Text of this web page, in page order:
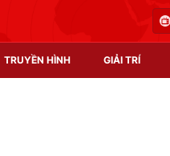
TRUYỀN HÌNH GIẢI TRÍ